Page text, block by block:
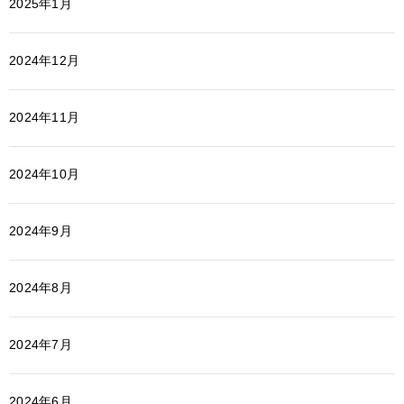
2025年1月
2024年12月
2024年11月
2024年10月
2024年9月
2024年8月
2024年7月